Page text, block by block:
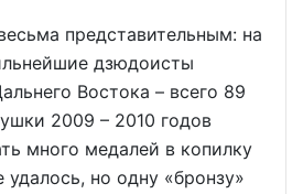
представительным: на
дзюдоисты
Востока – всего 89
2009 – 2010 годов
много медалей в копилку
но одну «бронзу»